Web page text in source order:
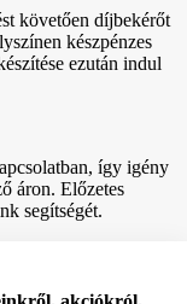
követően díjbekérőt
készpénzes
ezután indul
így igény
áron. Előzetes
segítségét.